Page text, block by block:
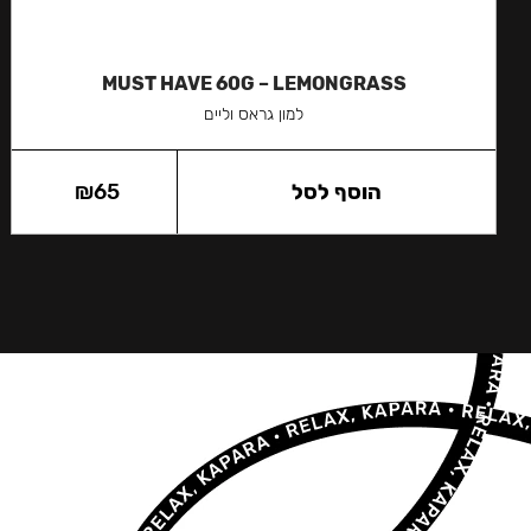
MUST HAVE 60G – LEMONGRASS
למון גראס וליים
₪65 הוסף לסל